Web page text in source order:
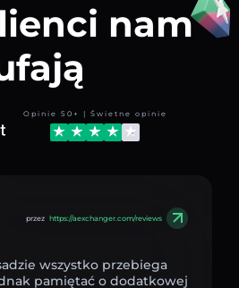
nam
Opinie 50+ | Świetne opinie
przez https://aexchanger.com/reviews
wszystko przebiega
pamiętać o dodatkowej